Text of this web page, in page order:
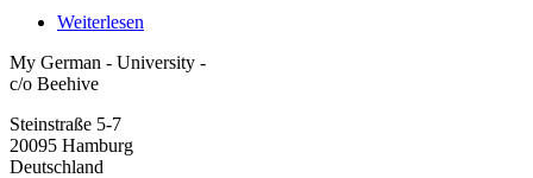
Weiterlesen
German
My German - University -
c/o Beehive
Steinstraße 5-7
20095 Hamburg
Deutschland